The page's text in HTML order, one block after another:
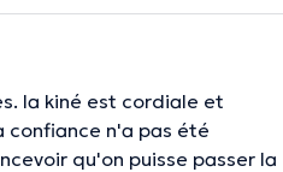
la kiné est cordiale et
confiance n'a pas été
qu'on puisse passer la